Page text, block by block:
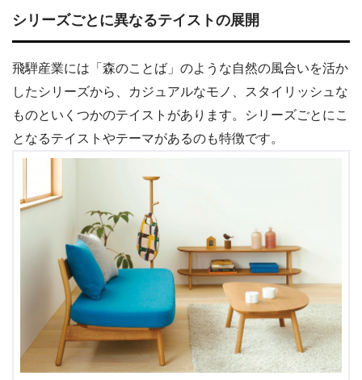
シリーズごとに異なるテイストの展開
飛騨産業には「森のことば」のような自然の風合いを活か
したシリーズから、カジュアルなモノ、スタイリッシュな
ものといくつかのテイストがあります。シリーズごとにこ
となるテイストやテーマがあるのも特徴です。